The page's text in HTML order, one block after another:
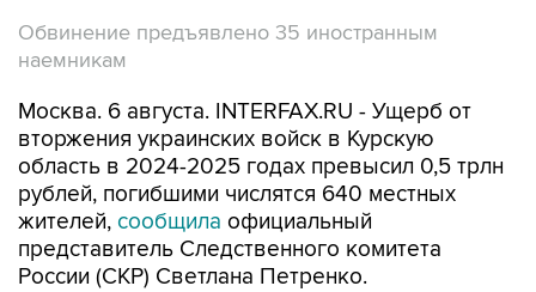
Обвинение предъявлено 35 иностранным
наемникам
Москва. 6 августа. INTERFAX.RU - Ущерб от
вторжения украинских войск в Курскую
область в 2024-2025 годах превысил 0,5 трлн
рублей, погибшими числятся 640 местных
жителей, сообщила официальный
представитель Следственного комитета
России (СКР) Светлана Петренко.